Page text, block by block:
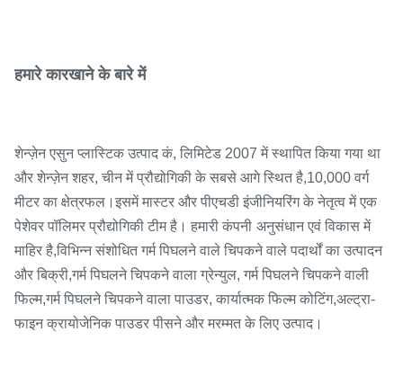
हमारे कारखाने के बारे में
शेन्ज़ेन एसुन प्लास्टिक उत्पाद कं, लिमिटेड 2007 में स्थापित किया गया था
और शेन्ज़ेन शहर, चीन में प्रौद्योगिकी के सबसे आगे स्थित है,10,000 वर्ग
मीटर का क्षेत्रफल। इसमें मास्टर और पीएचडी इंजीनियरिंग के नेतृत्व में एक
पेशेवर पॉलिमर प्रौद्योगिकी टीम है। हमारी कंपनी अनुसंधान एवं विकास में
माहिर है,विभिन्न संशोधित गर्म पिघलने वाले चिपकने वाले पदार्थों का उत्पादन
और बिक्री,गर्म पिघलने चिपकने वाला ग्रेन्युल, गर्म पिघलने चिपकने वाली
फिल्म,गर्म पिघलने चिपकने वाला पाउडर, कार्यात्मक फिल्म कोटिंग,अल्ट्रा-
फाइन क्रायोजेनिक पाउडर पीसने और मरम्मत के लिए उत्पाद।